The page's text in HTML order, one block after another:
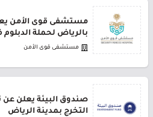
مستشفى قوى الأمن
بالرياض لحملة الدبلوم
مستشفى قوى الأمن
صندوق البيئة يعلن عن
التخرج بمدينة الرياض